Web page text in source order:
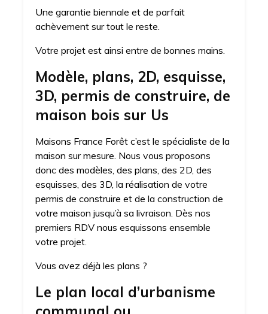
Une garantie biennale et de parfait
achèvement sur tout le reste.
Votre projet est ainsi entre de bonnes mains.
Modèle, plans, 2D, esquisse,
3D, permis de construire, de
maison bois sur Us
Maisons France Forêt c’est le spécialiste de la
maison sur mesure. Nous vous proposons
donc des modèles, des plans, des 2D, des
esquisses, des 3D, la réalisation de votre
permis de construire et de la construction de
votre maison jusqu’à sa livraison. Dès nos
premiers RDV nous esquissons ensemble
votre projet.
Vous avez déjà les plans ?
Le plan local d’urbanisme